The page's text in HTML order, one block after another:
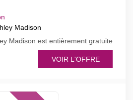
Madison
Madison est entièrement gratuite
VOIR L'OFFRE